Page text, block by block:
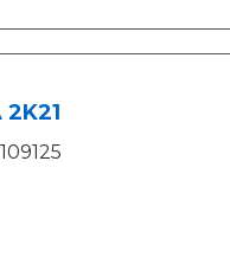
2K21
109125